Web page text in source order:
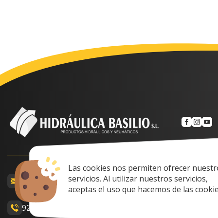
Las cookies nos permiten ofrecer
servicios. Al utilizar nuestros servicios,
aceptas el uso que hacemos de las
comercial@hidraulicabasilio.com
928 48 89 99
Calle Prof.
Spain
Lunes a